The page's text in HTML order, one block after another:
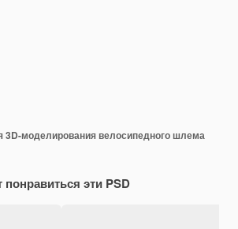
3D-моделирования велосипедного шлема
эти PSD